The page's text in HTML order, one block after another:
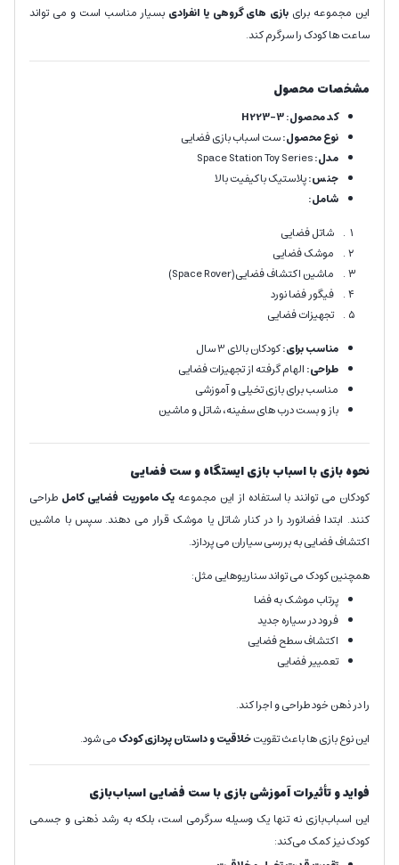
این مجموعه برای بازی های گروهی یا انفرادی بسیار مناسب است و می تواند
ساعت ها کودک را سرگرم کند.
مشخصات محصول
کد محصول: H223-3
نوع محصول:ست اسباب بازی فضایی
مدل:Space Station Toy Series
جنس:پلاستیک باکیفیت بالا
شامل:
شاتل فضایی
موشک فضایی
ماشین اکتشاف فضایی(Space Rover)
فیگور فضا نورد
تجهیزات فضایی
مناسب برای:کودکان بالای 3 سال
طراحی:الهام گرفته از تجهیزات فضایی
مناسب برای بازی تخیلی و آموزشی
باز و بست درب های سفینه، شاتل و ماشین
نحوه بازی با اسباب بازی ایستگاه و ست فضایی
کودکان می توانند با استفاده از این مجموعه یک ماموریت فضایی کامل طراحی
کنند. ابتدا فضانورد را در کنار شاتل یا موشک قرار می دهند. سپس با ماشین
اکتشاف فضایی به بررسی سیاران می پردازد.
همچنین کودک می تواند سناریوهایی مثل:
پرتاب موشک به فضا
فرود در سیاره جدید
اکتشاف سطح فضایی
تعمییر فضایی
را در ذهن خود طراحی و اجرا کند.
این نوع بازی ها باعث تقویتخلاقیت و داستان پردازی کودکمی شود.
فواید و تأثیرات آموزشی بازی با ست فضایی اسباب‌بازی
این اسباب‌بازی نه تنها یک وسیله سرگرمی است، بلکه به رشد ذهنی و جسمی
کودک نیز کمک می‌کند: